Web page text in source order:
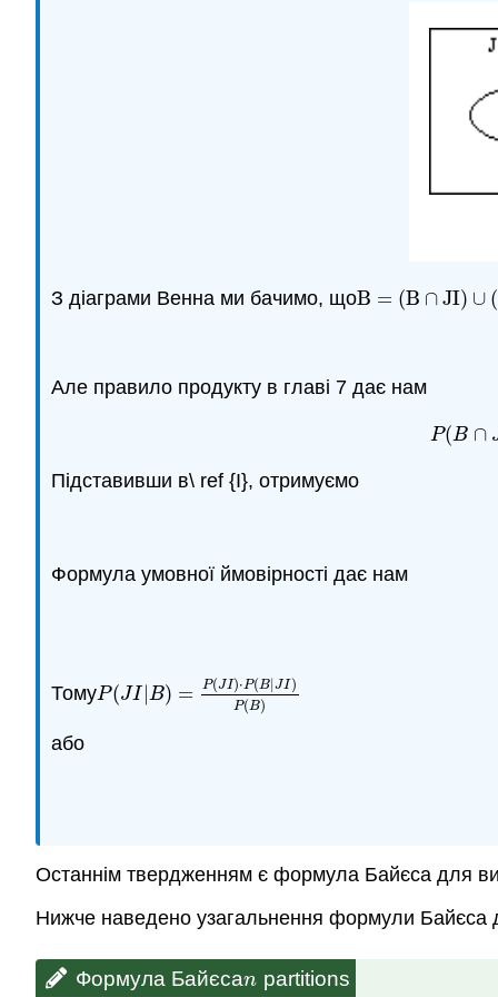
З діаграми Венна ми бачимо, щоB = (B ∩ JI) ∪ (
B =(B∩JI) ∪(B ∩ J
Але правило продукту в главі 7 дає нам
P(B ∩
Підставивши в\ ref {I}, отримуємо
Формула умовної ймовірності дає нам
ТомуP(JI| B) = P(JI)⋅P(B|JI)
P(B)
P(JI|B)=P(J I)⋅P(B|JI)P(
або
Останнім твердженням є формула Байєса для
Нижче наведено узагальнення формули Байєса
Формула Байєсаn
n partitions